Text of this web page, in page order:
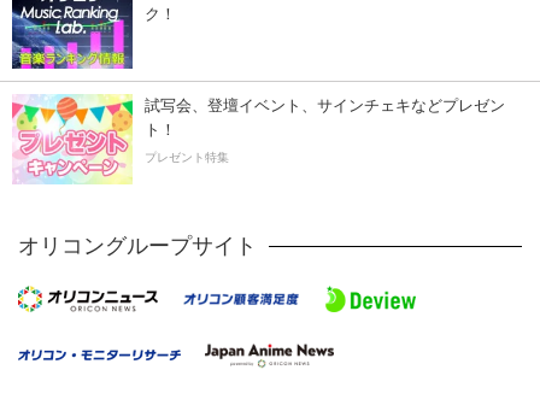
ク！
試写会、登壇イベント、サインチェキなどプレゼン
ト！
プレゼント特集
オリコングループサイト